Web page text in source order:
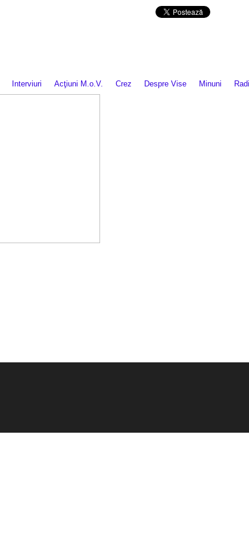
Interviuri Acţiuni M.o.V. Crez Despre Vise Minuni